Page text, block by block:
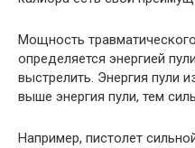
Мощность
определяется энергией
выстрелить. Энергия пули
выше энергия пули, тем
Например, пистолет